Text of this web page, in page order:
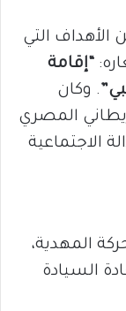
الأهداف التي
“إقامة
. وكان
المصري
الاجتماعية
المهدية،
السيادة